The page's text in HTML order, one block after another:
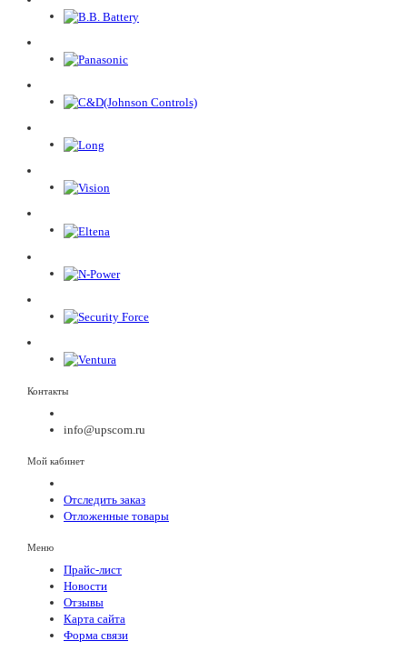
Контакты
info@upscom.ru
Мой кабинет
Отследить заказ
Отложенные товары
Меню
Прайс-лист
Новости
Отзывы
Карта сайта
Форма связи